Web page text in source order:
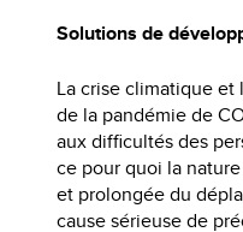
Solutions de
La crise climatique
de la pandémie de
aux difficultés des
ce pour quoi la
et prolongée du
cause sérieuse de